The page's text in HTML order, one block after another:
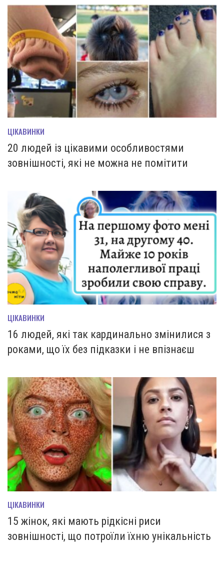
ЦІКАВИНКИ
20 людей із цікавими особливостями
зовнішності, які не можна не помітити
ЦІКАВИНКИ
16 людей, які так кардинально змінилися з
роками, що їх без підказки і не впізнаєш
ЦІКАВИНКИ
15 жінок, які мають рідкісні риси
зовнішності, що потроїли їхню унікальність